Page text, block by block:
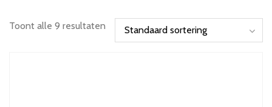
Toont alle 9 resultaten